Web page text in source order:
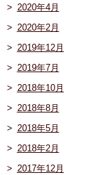
2020年4月
2020年2月
2019年12月
2019年7月
2018年10月
2018年8月
2018年5月
2018年2月
2017年12月